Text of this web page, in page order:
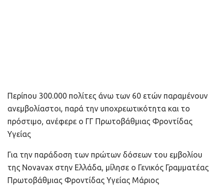
Περίπου 300.000 πολίτες άνω των 60 ετών παραμένουν
ανεμβολίαστοι, παρά την υποχρεωτικότητα και το
πρόστιμο, ανέφερε ο ΓΓ Πρωτοβάθμιας Φροντίδας
Υγείας
Για την παράδοση των πρώτων δόσεων του εμβολίου
της Novavax στην Ελλάδα, μίλησε ο Γενικός Γραμματέας
Πρωτοβάθμιας Φροντίδας Υγείας Μάριος